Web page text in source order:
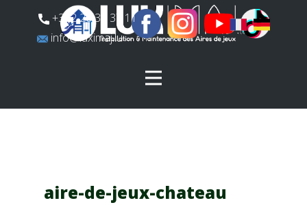
​+352 26 31 37 11
​info@luximaj.lu
aire-de-jeux-chateau